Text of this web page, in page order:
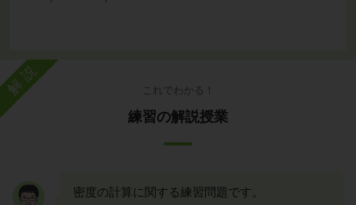
解説 これでわかる！
練習の解説授業
密度の計算に関する練習問題です。